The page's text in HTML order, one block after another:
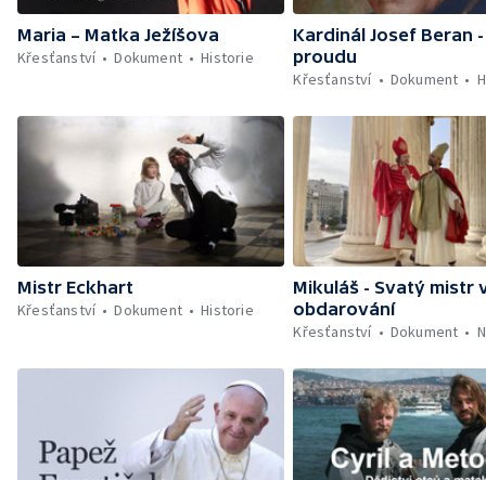
Maria – Matka Ježíšova
Křesťanství
Dokument Historie
Kardinál Josef Beran
proudu
Křesťanství
Dokument
Mistr Eckhart
Křesťanství
Dokument Historie
Mikuláš - Svatý mistr
obdarování
Křesťanství
Dokument